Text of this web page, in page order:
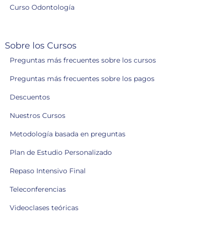
Curso Odontología
Sobre los Cursos
Preguntas más frecuentes sobre los cursos
Preguntas más frecuentes sobre los pagos
Descuentos
Nuestros Cursos
Metodología basada en preguntas
Plan de Estudio Personalizado
Repaso Intensivo Final
Teleconferencias
Videoclases teóricas